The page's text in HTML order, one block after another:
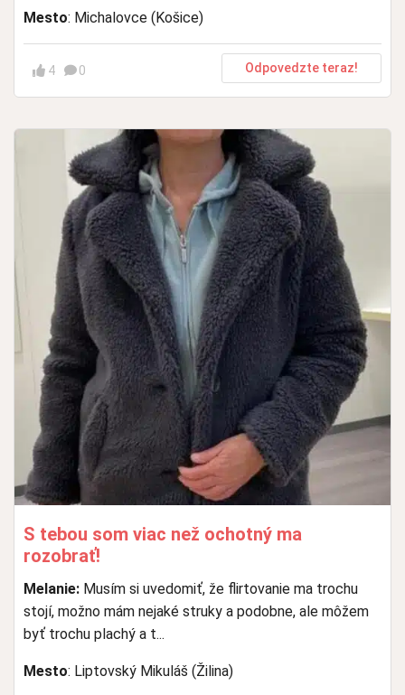
Mesto: Michalovce (Košice)
4 0 Odpovedzte teraz!
S tebou som viac než ochotný ma
rozobrať!
Melanie: Musím si uvedomiť, že flirtovanie ma trochu
stojí, možno mám nejaké struky a podobne, ale môžem
byť trochu plachý a t...
Mesto: Liptovský Mikuláš (Žilina)